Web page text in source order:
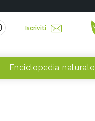
Iscriviti
Enciclopedia naturale